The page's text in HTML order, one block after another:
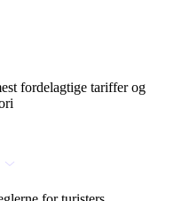
fordelagtige tariffer og